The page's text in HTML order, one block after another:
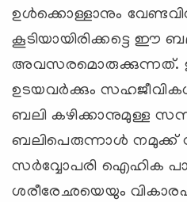
ഉള്‍ക്കൊള്ളാനും
കൂടിയായിരിക്കട്ടെ ഈ
അവസരമൊരുക്കുന്നത്.
ഉടയവര്‍ക്കും
ബലി കഴിക്കാനുമുള്ള
ബലിപെരുന്നാള്‍ നമുക്ക്
സര്‍വ്വോപരി ഐഹിക
ശരീരേഛയെയും